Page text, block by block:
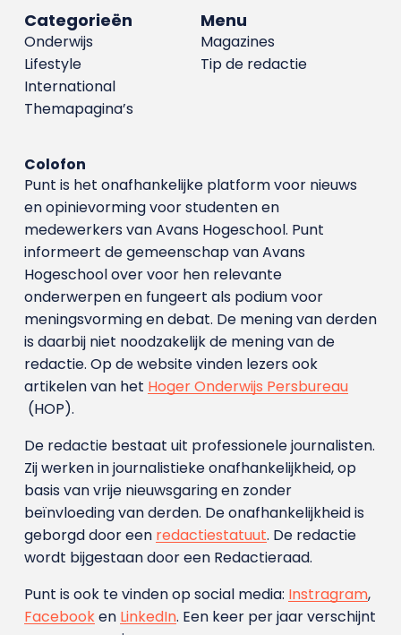
Menu
Magazines
Tip de redactie
Categorieën
Onderwijs
Lifestyle
International
Themapagina’s
Colofon
Punt is het onafhankelijke platform voor nieuws
en opinievorming voor studenten en
medewerkers van Avans Hoge­school. Punt
informeert de gemeenschap van Avans
Hogeschool over voor hen relevante
onderwerpen en fungeert als podium voor
meningsvorming en debat. De mening van derden
is daarbij niet noodzakelijk de mening van de
redactie. Op de website vinden lezers ook
artikelen van het Hoger Onderwijs Persbureau
(HOP).
De redactie bestaat uit professionele journalisten.
Zij werken in journalistieke onafhankelijkheid, op
basis van vrije nieuwsgaring en zonder
beïnvloeding van derden. De onafhankelijkheid is
geborgd door een redactiestatuut. De redactie
wordt bijgestaan door een Redactieraad.
Punt is ook te vinden op social media: Instragram,
Facebooken LinkedIn. Een keer per jaar verschijnt